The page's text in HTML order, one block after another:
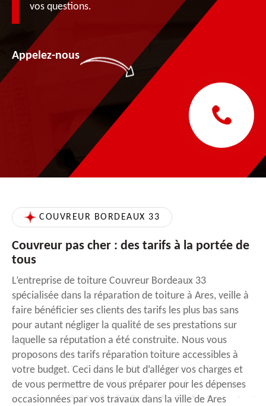
vos questions.
Appelez-nous
COUVREUR BORDEAUX 33
Couvreur pas cher : des tarifs à la portée de
tous
L’entreprise de toiture Couvreur Bordeaux 33
spécialisée dans la réparation de toiture à Ares, veille à
faire bénéficier ses clients des tarifs les plus bas sans
pour autant négliger la qualité de ses prestations sur
laquelle sa réputation a été construite. Nous vous
proposons des tarifs réparation toiture accessibles à
votre budget. Ceci dans le but d’alléger vos charges et
de vous permettre de vous préparer pour les dépenses
occasionnées par vos travaux dans la ville de Ares